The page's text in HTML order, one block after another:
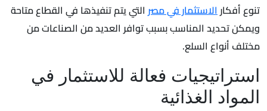
تنوع أفكارالاستثمار في مصر التي يتم تنفيذها في القطاع متاحة
ويمكن تحديد المناسب بسبب توافر العديد من الصناعات من
مختلف أنواع السلع.
استراتيجيات فعالة للاستثمار في
المواد الغذائية